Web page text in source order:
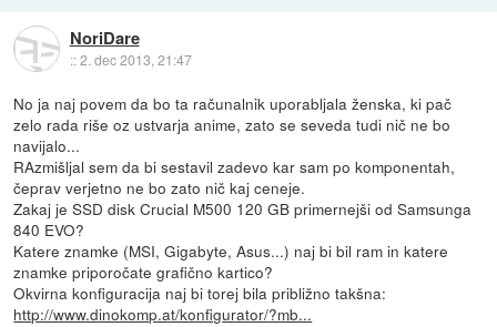
NoriDare
::2. dec 2013, 21:47
No ja naj povem da bo ta računalnik uporabljala ženska, ki pač
zelo rada riše oz ustvarja anime, zato se seveda tudi nič ne bo
navijalo...
RAzmišljal sem da bi sestavil zadevo kar sam po komponentah,
čeprav verjetno ne bo zato nič kaj ceneje.
Zakaj je SSD disk Crucial M500 120 GB primernejši od Samsunga
840 EVO?
Katere znamke (MSI, Gigabyte, Asus...) naj bi bil ram in katere
znamke priporočate grafično kartico?
Okvirna konfiguracija naj bi torej bila približno takšna:
http://www.dinokomp.at/konfigurator/?mb...